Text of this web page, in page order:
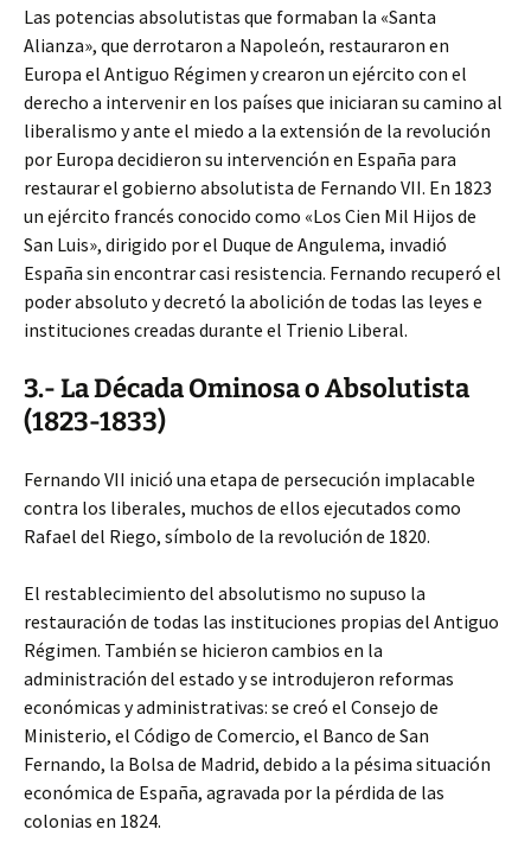
Las potencias absolutistas que formaban la «Santa
Alianza», que derrotaron a Napoleón, restauraron en
Europa el Antiguo Régimen y crearon un ejército con el
derecho a intervenir en los países que iniciaran su camino al
liberalismo y ante el miedo a la extensión de la revolución
por Europa decidieron su intervención en España para
restaurar el gobierno absolutista de Fernando VII. En 1823
un ejército francés conocido como «Los Cien Mil Hijos de
San Luis», dirigido por el Duque de Angulema, invadió
España sin encontrar casi resistencia. Fernando recuperó el
poder absoluto y decretó la abolición de todas las leyes e
instituciones creadas durante el Trienio Liberal.
3.- La Década Ominosa o Absolutista
(1823-1833)
Fernando VII inició una etapa de persecución implacable
contra los liberales, muchos de ellos ejecutados como
Rafael del Riego, símbolo de la revolución de 1820.
El restablecimiento del absolutismo no supuso la
restauración de todas las instituciones propias del Antiguo
Régimen. También se hicieron cambios en la
administración del estado y se introdujeron reformas
económicas y administrativas: se creó el Consejo de
Ministerio, el Código de Comercio, el Banco de San
Fernando, la Bolsa de Madrid, debido a la pésima situación
económica de España, agravada por la pérdida de las
colonias en 1824.